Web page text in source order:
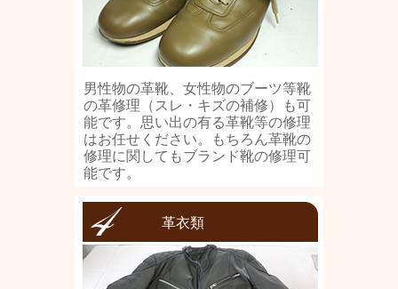
男性物の革靴、女性物のブーツ等靴
の革修理（スレ・キズの補修）も可
能です。思い出の有る革靴等の修理
はお任せください。もちろん革靴の
修理に関してもブランド靴の修理可
能です。
革衣類